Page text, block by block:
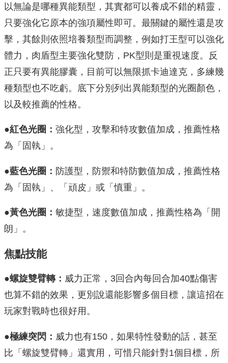
以無論是哪種異能類型，其實都可以養成不錯的精靈，
只要強化它原本的強項屬性即可。最關鍵的屬性還是攻
擊，其餘則依照培養類型而調整，例如打王型可以強化
體力，肉盾型主要強化雙防，PK型則是重視速度。反
正只要有異能膠囊，目前可以無限抓卡迪達克，多練幾
種類型也不吃虧。底下分別列出異能類型的光圈顏色，
以及較推薦的性格。
●紅色光圈： 強化型，攻擊和特攻數值加成，推薦性格
為「固執」。
●藍色光圈： 防護型，防禦和特防數值加成，推薦性格
為「固執」、「頑皮」或「慎重」。
●黃色光圈： 敏捷型，速度數值加成，推薦性格為「開
朗」。
焦點技能
●螺旋雙臂轉： 威力正常，3回合內每回合加40點傷害
也算不錯的效果，更別說還能影響多個目標，讓這招在
玩家對戰時也很好用。
●極練突閃： 威力也有150，如果特性發動的話，甚至
比「螺旋雙臂轉」還實用，可惜只能針對1個目標，所